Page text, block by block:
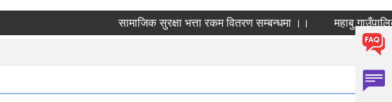
सामाजिक सुरक्षा भत्ता रकम वितरण सम्बन्धमा ।।